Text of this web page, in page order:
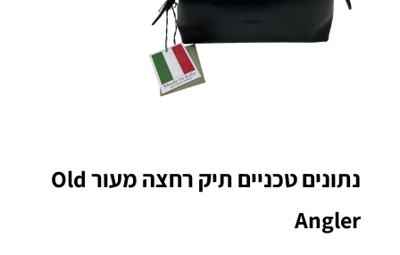
נתונים טכניים תיק רחצה מעור Old
Angler